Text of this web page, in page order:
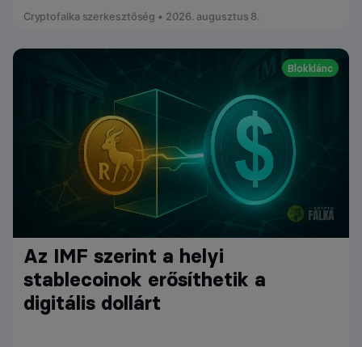
Cryptofalka szerkesztőség • 2026. augusztus 8.
Blokklánc
Az IMF szerint a helyi
stablecoinok erősíthetik a
digitális dollárt